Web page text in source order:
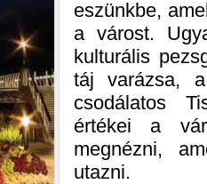
eszünkbe,
a várost.
kulturális
táj varázsa,
csodálatos
értékei a
megnézni,
utazni.